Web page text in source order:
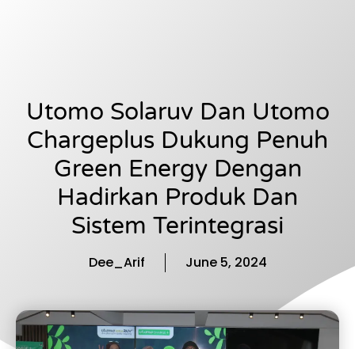
Utomo Solaruv Dan Utomo
Chargeplus Dukung Penuh
Green Energy Dengan
Hadirkan Produk Dan
Sistem Terintegrasi
Dee_Arif June 5, 2024